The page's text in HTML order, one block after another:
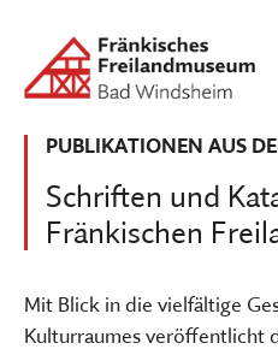
SUCHEN
Schriften und
Fränkischen
PUBLIKATIONEN AUS
Mit Blick in die vielfältige
Kulturraumes veröffentlicht